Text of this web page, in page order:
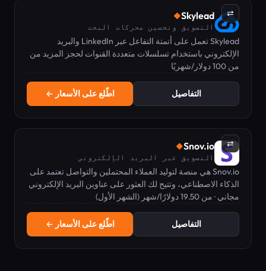
⇄
Skylead
◆
التسويق وتحسين محركات البحث
Skylead تعمل على أتمتة التفاعل عبر LinkedIn والبريد
الإلكتروني باستخدام تسلسلات متعددة القنوات لحجز المزيد من
الاجتماعات بشكل أسرع.
من 100 دولار/شهريًا
التفاصيل اطّلع على الأسعار ←
⇄
Snov.io
◆
التسويق عبر البريد الإلكتروني
Snov.io هي منصة لتوليد العملاء المحتملين والتواصل تعتمد على
الذكاء الاصطناعي، وتتيح لك العثور على عناوين البريد الإلكتروني
المؤكدة وأتمتة حملات البريد الإلكتروني البارد وLinkedIn.
مجاني · من 19.50 دولارًا/شهر (الشهر الأول)
التفاصيل اطّلع على الأسعار ←